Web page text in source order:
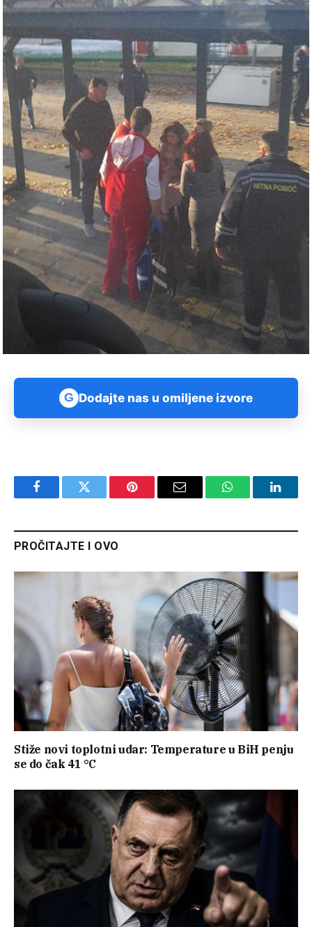
G Dodajte nas u omiljene izvore
FacebookTwitter Pinterest Email WhatsApp
PROČITAJTE I OVO
Stiže novi toplotni udar: Temperature u BiH penju
se do čak 41 °C